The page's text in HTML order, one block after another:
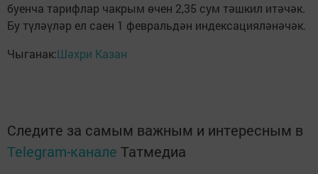
буенча тарифлар чакрым өчен 2,35 сум тәшкил итәчәк.
Бу түләүләр ел саен 1 февральдән индексацияләнәчәк.
Чыганак:Шәхри Казан
Следите за самым важным и интересным в
Telegram-канале Татмедиа